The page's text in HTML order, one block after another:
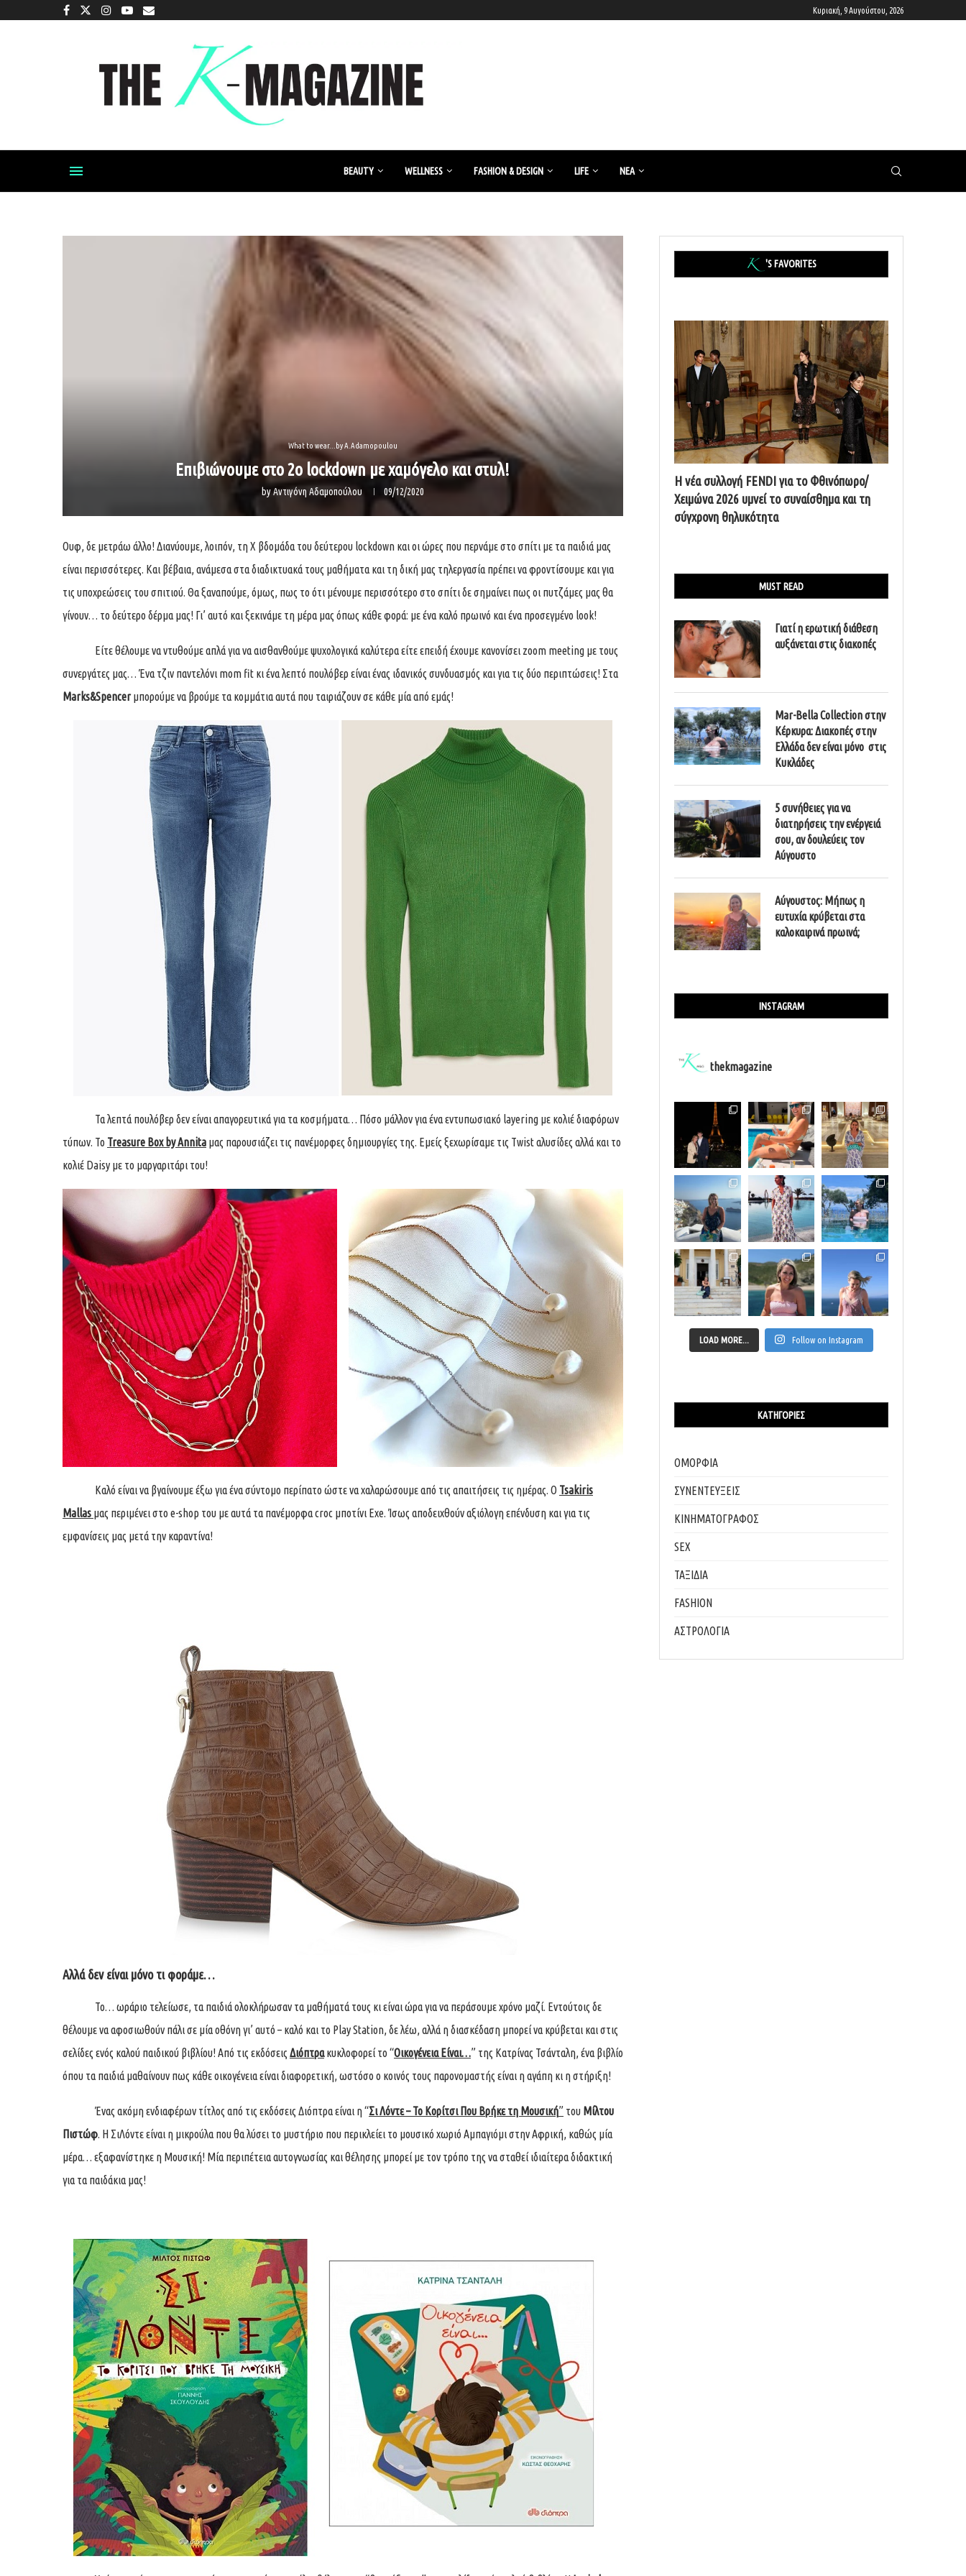
Κυριακή, 9 Αυγούστου, 2026
BEAUTY WELLNESS FASHION & DESIGN LIFE ΝΈΑ
What to wear...by A.Adamopoulou
Επιβιώνουμε στο 2ο lockdown με χαμόγελο και στυλ!
byΑντιγόνη Αδαμοπούλου 09/12/2020
Ουφ, δε μετράω άλλο! Διανύουμε, λοιπόν, τη Χ βδομάδα του δεύτερου lockdown και οι ώρες που περνάμε στο σπίτι με τα παιδιά μας
είναι περισσότερες. Και βέβαια, ανάμεσα στα διαδικτυακά τους μαθήματα και τη δική μας τηλεργασία πρέπει να φροντίσουμε και για
τις υποχρεώσεις του σπιτιού. Θα ξαναπούμε, όμως, πως το ότι μένουμε περισσότερο στο σπίτι δε σημαίνει πως οι πυτζάμες μας θα
γίνουν… το δεύτερο δέρμα μας! Γι’ αυτό και ξεκινάμε τη μέρα μας όπως κάθε φορά: με ένα καλό πρωινό και ένα προσεγμένο look!
Είτε θέλουμε να ντυθούμε απλά για να αισθανθούμε ψυχολογικά καλύτερα είτε επειδή έχουμε κανονίσει zoom meeting με τους
συνεργάτες μας… Ένα τζιν παντελόνι mom fit κι ένα λεπτό πουλόβερ είναι ένας ιδανικός συνδυασμός και για τις δύο περιπτώσεις! Στα
Marks&Spencerμπορούμε να βρούμε τα κομμάτια αυτά που ταιριάζουν σε κάθε μία από εμάς!
Τα λεπτά πουλόβερ δεν είναι απαγορευτικά για τα κοσμήματα… Πόσο μάλλον για ένα εντυπωσιακό layering με κολιέ διαφόρων
τύπων. Το Treasure Box by Annita μας παρουσιάζει τις πανέμορφες δημιουργίες της. Εμείς ξεχωρίσαμε τις Twist αλυσίδες αλλά και το
κολιέ Daisy με το μαργαριτάρι του!
Καλό είναι να βγαίνουμε έξω για ένα σύντομο περίπατο ώστε να χαλαρώσουμε από τις απαιτήσεις τις ημέρας. Ο Tsakiris
Mallas μας περιμένει στο e-shop του με αυτά τα πανέμορφα croc μποτίνι Exe. Ίσως αποδειχθούν αξιόλογη επένδυση και για τις
εμφανίσεις μας μετά την καραντίνα!
Αλλά δεν είναι μόνο τι φοράμε…
Το… ωράριο τελείωσε, τα παιδιά ολοκλήρωσαν τα μαθήματά τους κι είναι ώρα για να περάσουμε χρόνο μαζί. Εντούτοις δε
θέλουμε να αφοσιωθούν πάλι σε μία οθόνη γι’ αυτό – καλό και το Play Station, δε λέω, αλλά η διασκέδαση μπορεί να κρύβεται και στις
σελίδες ενός καλού παιδικού βιβλίου! Από τις εκδόσεις Διόπτρα κυκλοφορεί το “Οικογένεια Είναι…” της Κατρίνας Τσάνταλη, ένα βιβλίο
όπου τα παιδιά μαθαίνουν πως κάθε οικογένεια είναι διαφορετική, ωστόσο ο κοινός τους παρονομαστής είναι η αγάπη κι η στήριξη!
Ένας ακόμη ενδιαφέρων τίτλος από τις εκδόσεις Διόπτρα είναι η “Σι Λόντε – Το Κορίτσι Που Βρήκε τη Μουσική” του Μίλτου
Πιστώφ. Η ΣιΛόντε είναι η μικρούλα που θα λύσει το μυστήριο που περικλείει το μουσικό χωριό Αμπαγιόμι στην Αφρική, καθώς μία
μέρα… εξαφανίστηκε η Μουσική! Μία περιπέτεια αυτογνωσίας και θέλησης μπορεί με τον τρόπο της να σταθεί ιδιαίτερα διδακτική
για τα παιδάκια μας!
'S FAVORITES
Η νέα συλλογή FENDI για το Φθινόπωρο/
Χειμώνα 2026 υμνεί το συναίσθημα και τη
σύγχρονη θηλυκότητα
MUST READ
Γιατί η ερωτική διάθεση
αυξάνεται στις διακοπές
Mar-Bella Collection στην
Κέρκυρα: Διακοπές στην
Ελλάδα δεν είναι μόνο στις
Κυκλάδες
5 συνήθειες για να
διατηρήσεις την ενέργειά
σου, αν δουλεύεις τον
Αύγουστο
Αύγουστος: Μήπως η
ευτυχία κρύβεται στα
καλοκαιρινά πρωινά;
INSTAGRAM
thekmagazine
LOAD MORE... Follow on Instagram
ΚΑΤΗΓΟΡΊΕΣ
ΟΜΟΡΦΙΑ
ΣΥΝΕΝΤΕΥΞΕΙΣ
ΚΙΝΗΜΑΤΟΓΡΑΦΟΣ
SEX
ΤΑΞΙΔΙΑ
FASHION
ΑΣΤΡΟΛΟΓΙΑ